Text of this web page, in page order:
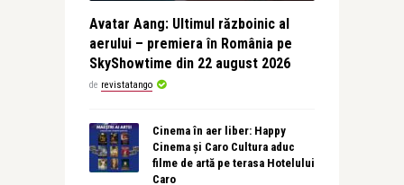
Avatar Aang: Ultimul războinic al
aerului – premiera în România pe
SkyShowtime din 22 august 2026
de revistatango
Cinema în aer liber: Happy
Cinema și Caro Cultura aduc
filme de artă pe terasa Hotelului
Caro